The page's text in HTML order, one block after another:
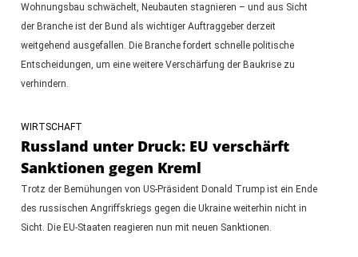
Wohnungsbau schwächelt, Neubauten stagnieren – und aus Sicht
der Branche ist der Bund als wichtiger Auftraggeber derzeit
weitgehend ausgefallen. Die Branche fordert schnelle politische
Entscheidungen, um eine weitere Verschärfung der Baukrise zu
verhindern.
WIRTSCHAFT
Russland unter Druck: EU verschärft
Sanktionen gegen Kreml
Trotz der Bemühungen von US-Präsident Donald Trump ist ein Ende
des russischen Angriffskriegs gegen die Ukraine weiterhin nicht in
Sicht. Die EU-Staaten reagieren nun mit neuen Sanktionen.